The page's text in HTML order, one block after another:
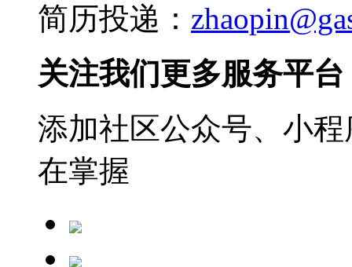
简历投递：
关注我们更多服务平台
添加社区公众号、小
在掌握